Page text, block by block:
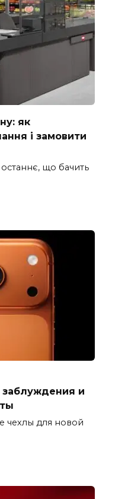
як
і замовити
що бачить
и
чехлы для новой